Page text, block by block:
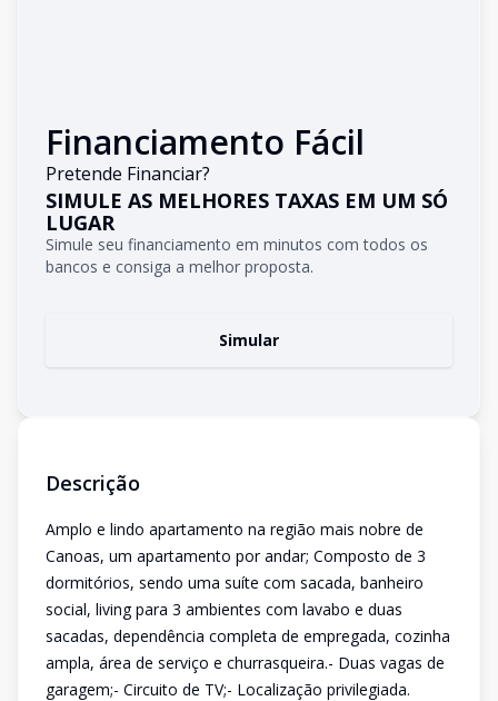
Financiamento Fácil
Pretende Financiar?
SIMULE AS MELHORES TAXAS EM UM SÓ
LUGAR
Simule seu financiamento em minutos com todos os
bancos e consiga a melhor proposta.
Simular
Descrição
Amplo e lindo apartamento na região mais nobre de
Canoas, um apartamento por andar; Composto de 3
dormitórios, sendo uma suíte com sacada, banheiro
social, living para 3 ambientes com lavabo e duas
sacadas, dependência completa de empregada, cozinha
ampla, área de serviço e churrasqueira.- Duas vagas de
garagem;- Circuito de TV;- Localização privilegiada.